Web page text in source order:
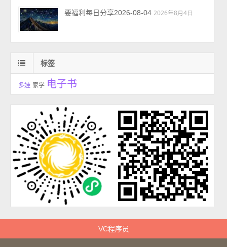
要福利每日分享2026-08-04 2026年8月4日
标签
多娃 家学 电子书
VC程序员